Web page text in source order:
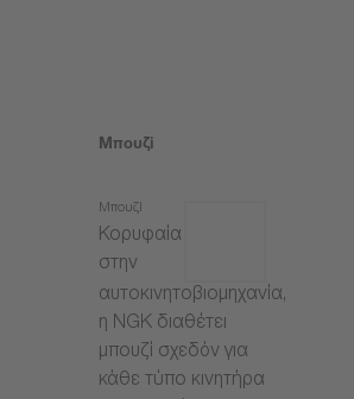
Μπουζί
Μπουζί
Κορυφαία
στην
αυτοκινητοβιομηχανία,
η NGK διαθέτει
μπουζί σχεδόν για
κάθε τύπο κινητήρα